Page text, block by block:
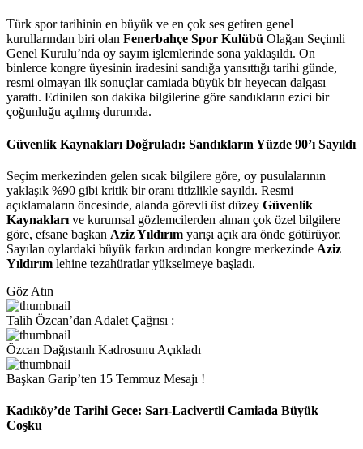
Türk spor tarihinin en büyük ve en çok ses getiren genel
kurullarından biri olan Fenerbahçe Spor Kulübü Olağan Seçimli
Genel Kurulu’nda oy sayım işlemlerinde sona yaklaşıldı. On
binlerce kongre üyesinin iradesini sandığa yansıttığı tarihi günde,
resmi olmayan ilk sonuçlar camiada büyük bir heyecan dalgası
yarattı. Edinilen son dakika bilgilerine göre sandıkların ezici bir
çoğunluğu açılmış durumda.
Güvenlik Kaynakları Doğruladı: Sandıkların Yüzde 90’ı Sayıldı
Seçim merkezinden gelen sıcak bilgilere göre, oy pusulalarının
yaklaşık %90 gibi kritik bir oranı titizlikle sayıldı. Resmi
açıklamaların öncesinde, alanda görevli üst düzey Güvenlik
Kaynakları ve kurumsal gözlemcilerden alınan çok özel bilgilere
göre, efsane başkan Aziz Yıldırım yarışı açık ara önde götürüyor.
Sayılan oylardaki büyük farkın ardından kongre merkezinde Aziz
Yıldırım lehine tezahüratlar yükselmeye başladı.
Göz Atın
Talih Özcan’dan Adalet Çağrısı :
Özcan Dağıstanlı Kadrosunu Açıkladı
Başkan Garip’ten 15 Temmuz Mesajı !
Kadıköy’de Tarihi Gece: Sarı-Lacivertli Camiada Büyük
Coşku